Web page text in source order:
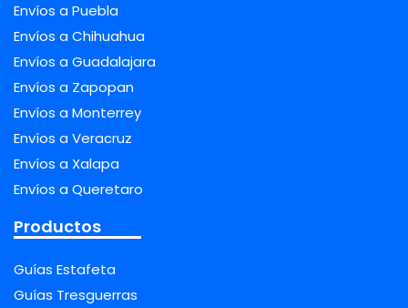
Envíos a Puebla
Envíos a Chihuahua
Envíos a Guadalajara
Envíos a Zapopan
Envíos a Monterrey
Envíos a Veracruz
Envíos a Xalapa
Envíos a Queretaro
Productos
Guías Estafeta
Guías Tresguerras